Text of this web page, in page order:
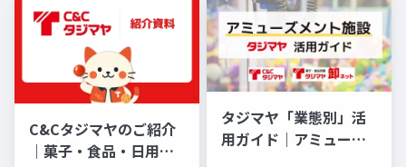
C&Cタジマヤのご紹介
｜菓子・食品・日用品
タジマヤ「業態別」活
用ガイド｜アミューズ